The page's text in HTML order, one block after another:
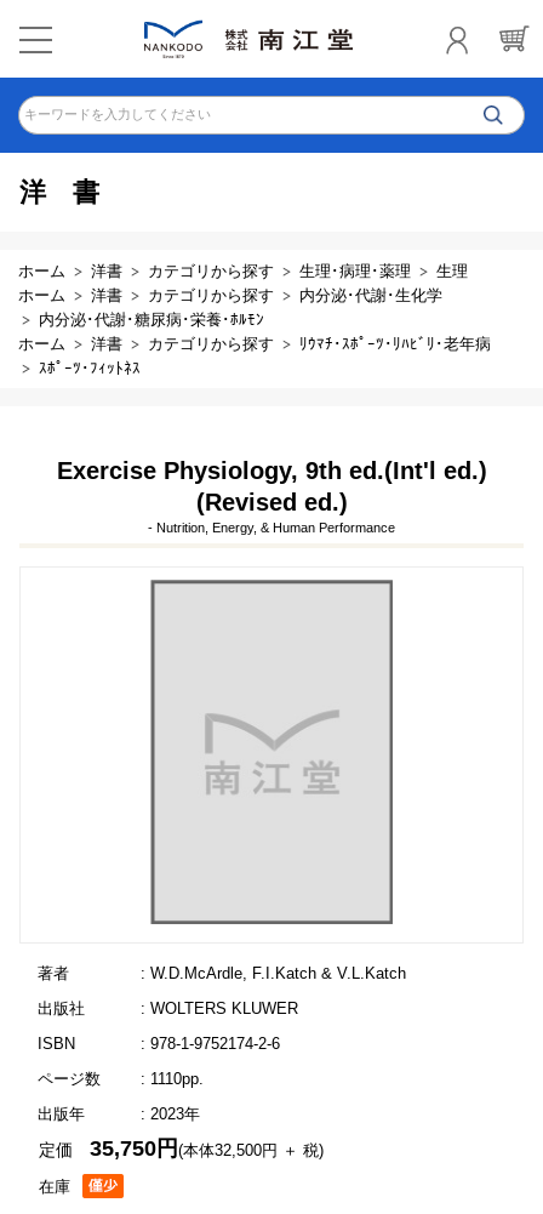
キーワードを入力してください
洋書
ホーム 洋書 カテゴリから探す 生理･病理･薬理
生理
ホーム
洋書 カテゴリから探す
内分泌･代謝･生化学
内分泌･代謝･糖尿病･栄養･ﾎﾙﾓﾝ
ホーム
洋書 カテゴリから探す
ﾘｳﾏﾁ･ｽﾎﾟｰﾂ･ﾘﾊﾋﾞﾘ･老年病
ｽﾎﾟｰﾂ･ﾌｨｯﾄﾈｽ
Exercise Physiology, 9th ed.(Int'l ed.)
(Revised ed.)
- Nutrition, Energy, & Human Performance
著者
: W.D.McArdle, F.I.Katch & V.L.Katch
出版社
: WOLTERS KLUWER
ISBN
: 978-1-9752174-2-6
ページ数
: 1110pp.
出版年
: 2023年
在庫
定価35,750円(本体32,500円 ＋ 税)